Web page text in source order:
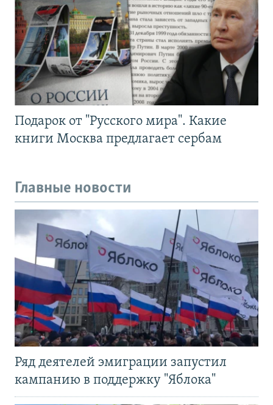
Подарок от "Русского мира". Какие
книги Москва предлагает сербам
Главные новости
Ряд деятелей эмиграции запустил
кампанию в поддержку "Яблока"